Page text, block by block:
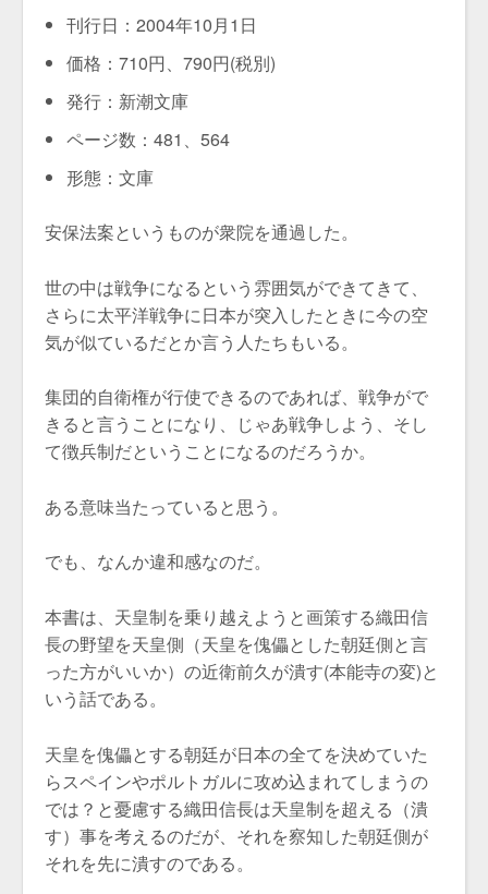
刊行日：2004年10月1日
価格：710円、790円(税別)
発行：新潮文庫
ページ数：481、564
形態：文庫
安保法案というものが衆院を通過した。
世の中は戦争になるという雰囲気ができてきて、
さらに太平洋戦争に日本が突入したときに今の空
気が似ているだとか言う人たちもいる。
集団的自衛権が行使できるのであれば、戦争がで
きると言うことになり、じゃあ戦争しよう、そし
て徴兵制だということになるのだろうか。
ある意味当たっていると思う。
でも、なんか違和感なのだ。
本書は、天皇制を乗り越えようと画策する織田信
長の野望を天皇側（天皇を傀儡とした朝廷側と言
った方がいいか）の近衛前久が潰す(本能寺の変)と
いう話である。
天皇を傀儡とする朝廷が日本の全てを決めていた
らスペインやポルトガルに攻め込まれてしまうの
では？と憂慮する織田信長は天皇制を超える（潰
す）事を考えるのだが、それを察知した朝廷側が
それを先に潰すのである。